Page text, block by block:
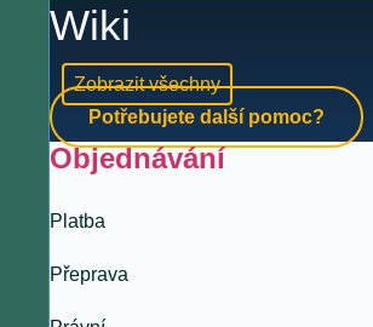
Wiki
Zobrazit všechny
Potřebujete další pomoc?
Objednávání
Platba
Přeprava